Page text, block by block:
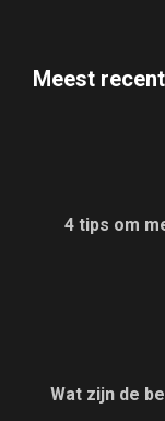
Meest recent
4 tips om
Wat zijn de